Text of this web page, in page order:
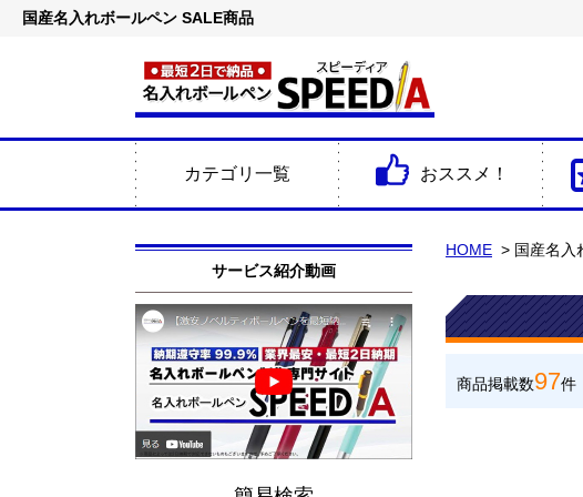
国産名入れボールペン SALE商品
カテゴリ一覧 おススメ！
サービス紹介動画
HOME 国産名入
商品掲載数97件